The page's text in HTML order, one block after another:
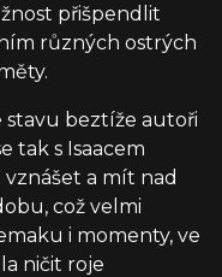
přišpendlit
různých ostrých
stavu beztíže autoři
tak s Isaacem
a mít nad
což velmi
i momenty, ve
ničit roje